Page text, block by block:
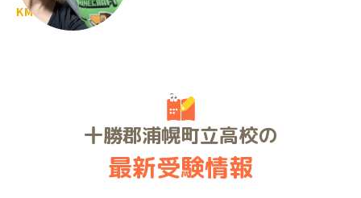
KMくん（小3）
十勝郡浦幌町立高校の
最新受験情報